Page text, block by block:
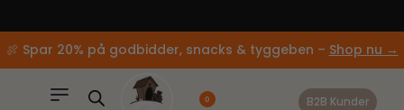
🍖 Spar 20% på godbidder, snacks & tyggeben – Shop nu →
0 B2B Kunder